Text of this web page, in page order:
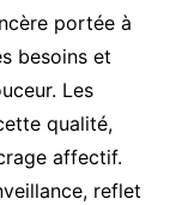
portée à
besoins et
Les
qualité,
affectif.
reflet